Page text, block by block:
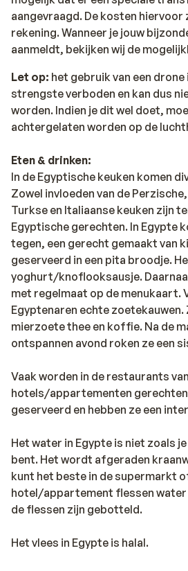
aangevraagd. De kosten hiervoor
rekening. Wanneer je jouw
aanmeldt, bekijken wij de
Let op: het gebruik van een drone
strengste verboden en kan dus
worden. Indien je dit wel doet,
achtergelaten worden op de
Eten & drinken:
In de Egyptische keuken komen
Zowel invloeden van de
Turkse en Italiaanse keuken zijn
Egyptische gerechten. In Egypte
tegen, een gerecht gemaakt van
geserveerd in een pita broodje.
yoghurt/knoflooksausje.
met regelmaat op de menukaart.
Egyptenaren echte zoetekauwen.
mierzoete thee en koffie. Na de
ontspannen avond roken ze een
Vaak worden in de restaurants
hotels/appartementen
geserveerd en hebben ze een
Het water in Egypte is niet zoals
bent. Het wordt afgeraden
kunt het beste in de supermarkt
hotel/appartement flessen water
de flessen zijn gebotteld.
Het vlees in Egypte is halal.